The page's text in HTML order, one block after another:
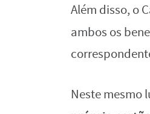
Além disso, o
ambos os
Neste mesmo